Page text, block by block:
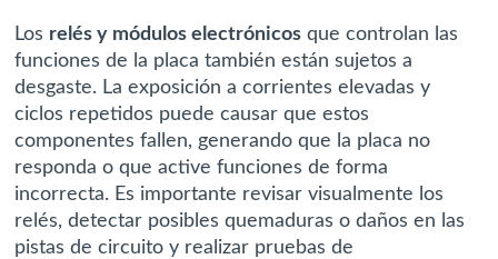
Los relés y módulos electrónicos que controlan las
funciones de la placa también están sujetos a
desgaste. La exposición a corrientes elevadas y
ciclos repetidos puede causar que estos
componentes fallen, generando que la placa no
responda o que active funciones de forma
incorrecta. Es importante revisar visualmente los
relés, detectar posibles quemaduras o daños en las
pistas de circuito y realizar pruebas de